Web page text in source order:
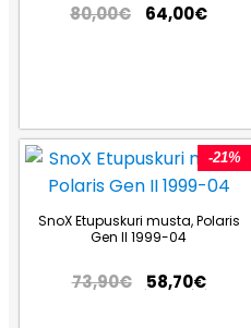
80,00€ 64,00€
-21%
SnoX Etupuskuri musta, Polaris
Gen II 1999-04
73,90€ 58,70€